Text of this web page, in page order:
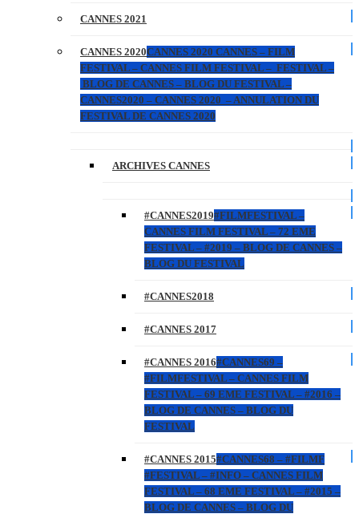
CANNES 2021
CANNES 2020CANNES 2020 CANNES – FILM
FESTIVAL – CANNES FILM FESTIVAL – FESTIVAL –
BLOG DE CANNES – BLOG DU FESTIVAL –
CANNES2020 – CANNES 2020 – ANNULATION DU
FESTIVAL DE CANNES 2020
ARCHIVES CANNES
#CANNES2019#FILMFESTIVAL –
CANNES FILM FESTIVAL – 72 EME
FESTIVAL – #2019 – BLOG DE CANNES –
BLOG DU FESTIVAL
#CANNES2018
#CANNES 2017
#CANNES 2016#CANNES69 –
#FILMFESTIVAL – CANNES FILM
FESTIVAL – 69 EME FESTIVAL – #2016 –
BLOG DE CANNES – BLOG DU
FESTIVAL
#CANNES 2015#CANNES68 – #FILMF
#FESTIVAL – #INFO – CANNES FILM
FESTIVAL – 68 EME FESTIVAL – #2015 –
BLOG DE CANNES – BLOG DU